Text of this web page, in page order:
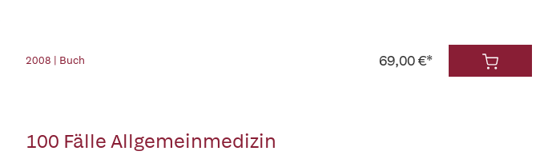
2008 | Buch 69,00 €*
100 Fälle Allgemeinmedizin